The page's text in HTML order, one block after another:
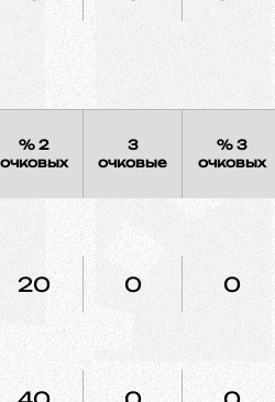
% 2
очковых
3
очковые
% 3
очковых
20 0 0